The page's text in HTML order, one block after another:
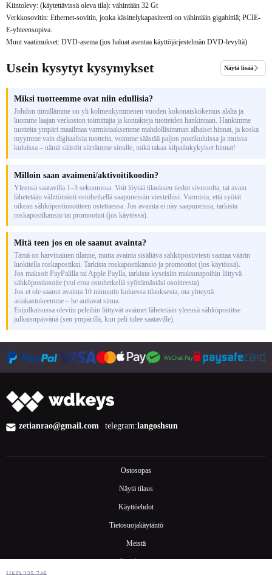
Kiintolevy: (käytettävissä oleva tila): vähintään 32 Gt
Verkkosovitin: Ethernet-sovitin, jonka käsittelykapasiteetti on vähintään gigabittiä; PCIE-
E-yhteensopiva.
Muut vaatimukset: DVD-asema (jos haluat asentaa käyttöjärjestelmän DVD-levyltä)
Usein kysytyt kysymykset Näytä lisää
Miksi tuotteemme ovat niin edullisia?
Johdon tiimillämme on yli kolmenkymmenen vuoden kokonaiskokemus alalta ja
luomme laajan verkoston toimittajia ja kontakteja tuotteiden hankintaan. Hankimme
tuotteita ympäri maailmaa varmistaaksemme mahdollisimman alhaiset hinnat, ja koska
myymme vain digitaalisia tuotteita, voimme säästää paljon postikuluissa ja muissa
kuluissa – nämä säästöt siirrämme sinulle, mikä takaa kilpailukykyiset hinnat!
Milloin saan avaimeni/aktivoitikoodin?
Yleensä saatavilla 1–3 sekunnissa. Voit löytää tilauksen tiedot sivustolta, tai avain
lähetetään välittömästi ostohetkellä saapuneisiin viesteihisi. Varmista, että syötät
oikean sähköpostiosoitteen ostettaessa. Jos avainta ei näy saapuneissa, tarkista
roskapostikansio tai promootiot (jos käytössä).
Mitä teen jos en ole saanut avainta?
Tämä on harvinainen tilanne, mutta avainta sisältävä sähköpostiviesti saattaa väärin
luokitella roskapostiksi. Tarkista roskapostikansio ja promootiot (jos käytössä).
Jos maksoit PayPalilla tai Apple Paylla, tarkista kyseisiin maksutapoihin liittyvä
sähköpostiosoite (voi eroa ostohetkellä syöttämästäsi osoitteesta).
Jos et ole saanut avainta 10 minuutin kuluessa tilauksesta, ota yhteyttä
asiakastukeemme – he auttavat sinua.
Esijulkaisussa oleviin peleihin liittyvät avaimet lähetetään yleensä sähköpostitse
julkaisupäivänä (sen ympärillä, kun peli tulee saataville).
zetianrao@gmail.com telegram:langoshsun
Ostosopas
Näytä tilaus
Käyttöehdot
Tietosuojakäytäntö
Meistä
Ota yhteyttä